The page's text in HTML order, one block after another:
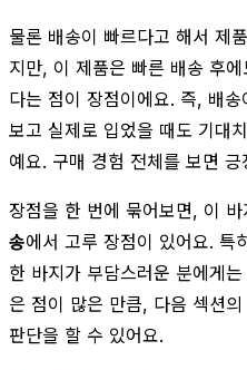
물론 배송이 빠르다고 해서 제
지만, 이 제품은 빠른 배송 후
다는 점이 장점이에요. 즉, 배
보고 실제로 입었을 때도 기대
예요. 구매 경험 전체를 보면
장점을 한 번에 묶어보면, 이 바
송에서 고루 장점이 있어요. 특
한 바지가 부담스러운 분에게
은 점이 많은 만큼, 다음 섹션
판단을 할 수 있어요.